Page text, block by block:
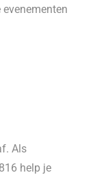
Als
help je